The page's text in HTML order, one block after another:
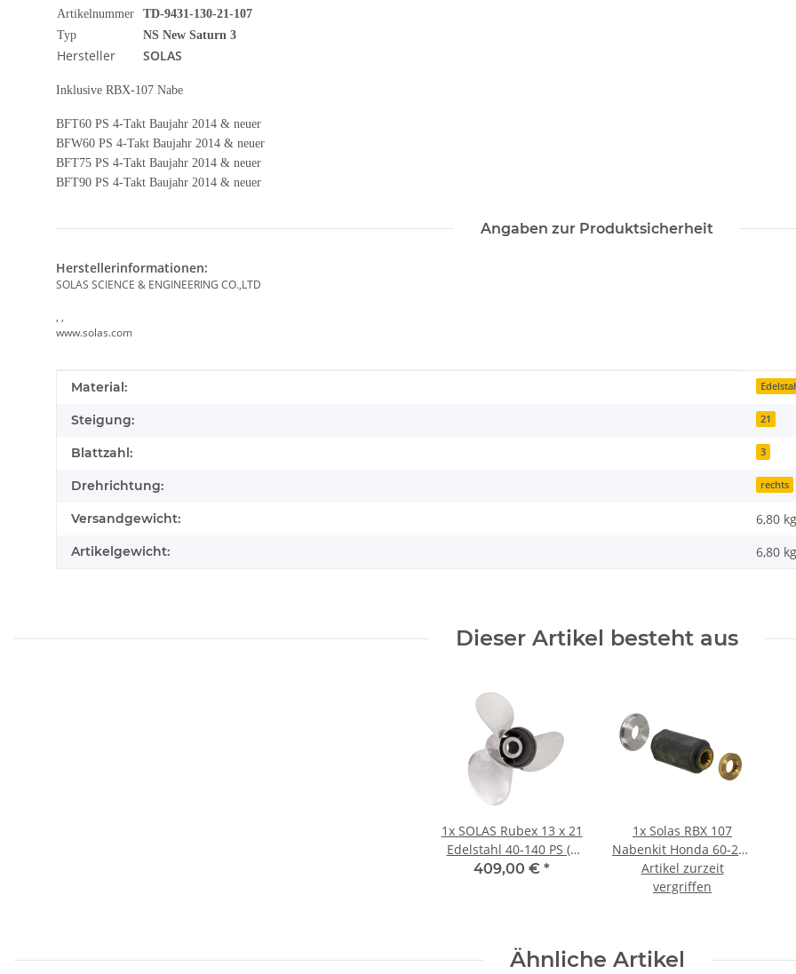
Artikelnummer
TD-9431-130-21-107
Typ
NS New Saturn 3
Hersteller SOLAS
Inklusive RBX-107 Nabe
BFT60 PS 4-Takt Baujahr 2014 & neuer
BFW60 PS 4-Takt Baujahr 2014 & neuer
BFT75 PS 4-Takt Baujahr 2014 & neuer
BFT90 PS 4-Takt Baujahr 2014 & neuer
Angaben zur Produktsicherheit
Herstellerinformationen:
SOLAS SCIENCE & ENGINEERING CO.,LTD
, ,
www.solas.com
Produkteigenschaft
Wert
Material:
Steigung: 21
Blattzahl: 3
Drehrichtung: rechts
Versandgewicht: 6,80 kg
Artikelgewicht: 6,80 kg
Dieser Artikel besteht aus
1x SOLAS Rubex 13 x 21
Edelstahl 40-140 PS (4
1/4" Getriebe) 3 Blatt
409,00 € *
1x Solas RBX 107
Nabenkit Honda 60-250
PS
Artikel zurzeit
vergriffen
Ähnliche Artikel